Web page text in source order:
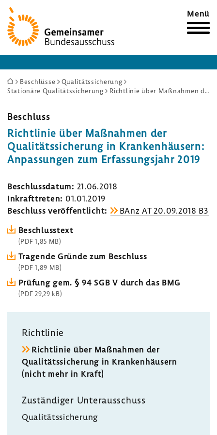
Zur
Startseite
Menü
Sie
sind
Beschlüsse
Qualitätssicherung
Stationäre Qualitätssicherung
Richtlinie über Maßnahmen der Qualitätssicherung in Krankenhäusern: Anpassungen zum Erfassungsjahr 2019
Beschluss
Richtlinie über Maßnahmen der
Qualitätssicherung in Krankenhäusern:
Anpassungen zum Erfassungsjahr 2019
Beschlussdatum: 21.06.2018
Inkrafttreten: 01.01.2019
Beschluss veröffentlicht:
BAnz AT 20.09.2018 B3
Beschlusstext
(PDF 1,85 MB)
Tragende Gründe zum Beschluss
(PDF 1,89 MB)
Prüfung gem. § 94 SGB V durch das BMG
(PDF 29,29 kB)
Richtlinie
Richtlinie über Maßnahmen der
Qualitätssicherung in Krankenhäusern
(nicht mehr in Kraft)
Zuständiger Unterausschuss
Qualitätssicherung